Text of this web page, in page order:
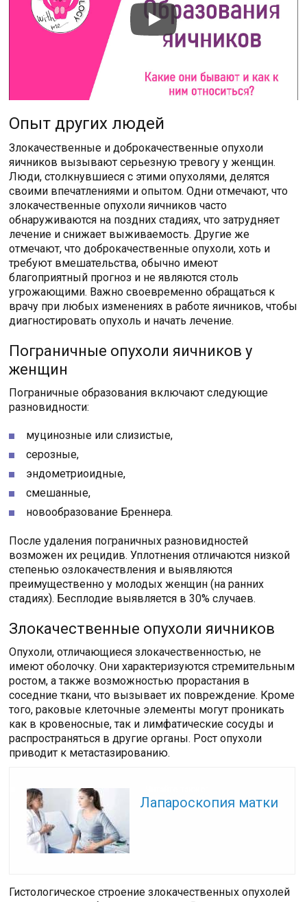
Опыт других людей
Злокачественные и доброкачественные опухоли
яичников вызывают серьезную тревогу у женщин.
Люди, столкнувшиеся с этими опухолями, делятся
своими впечатлениями и опытом. Одни отмечают, что
злокачественные опухоли яичников часто
обнаруживаются на поздних стадиях, что затрудняет
лечение и снижает выживаемость. Другие же
отмечают, что доброкачественные опухоли, хоть и
требуют вмешательства, обычно имеют
благоприятный прогноз и не являются столь
угрожающими. Важно своевременно обращаться к
врачу при любых изменениях в работе яичников, чтобы
диагностировать опухоль и начать лечение.
Пограничные опухоли яичников у
женщин
Пограничные образования включают следующие
разновидности:
муцинозные или слизистые,
серозные,
эндометриоидные,
смешанные,
новообразование Бреннера.
После удаления пограничных разновидностей
возможен их рецидив. Уплотнения отличаются низкой
степенью озлокачествления и выявляются
преимущественно у молодых женщин (на ранних
стадиях). Бесплодие выявляется в 30% случаев.
Злокачественные опухоли яичников
Опухоли, отличающиеся злокачественностью, не
имеют оболочку. Они характеризуются стремительным
ростом, а также возможностью прорастания в
соседние ткани, что вызывает их повреждение. Кроме
того, раковые клеточные элементы могут проникать
как в кровеносные, так и лимфатические сосуды и
распространяться в другие органы. Рост опухоли
приводит к метастазированию.
Лапароскопия матки
Гистологическое строение злокачественных опухолей